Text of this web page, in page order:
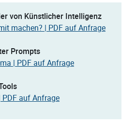
von Künstlicher Intelligenz
machen? | PDF auf Anfrage
Prompts
| PDF auf Anfrage
auf Anfrage